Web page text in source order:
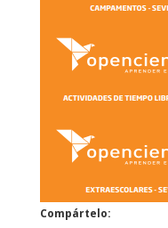
Compártelo: